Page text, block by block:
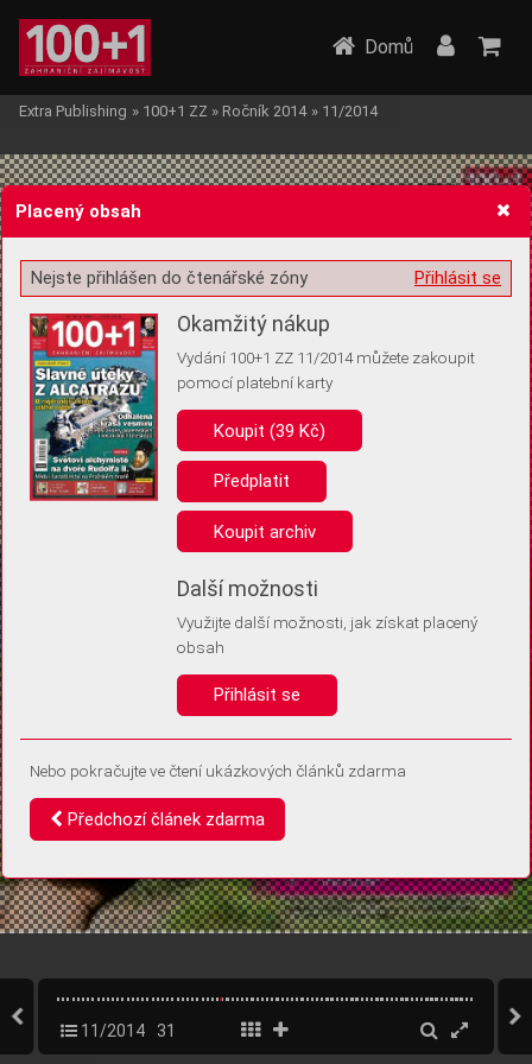
Žádost o souhlas s ukládáním volitelných informací
Pro základní fungování webu nepotřebujeme ukládat žádné informace
(tzv. cookies apod.). Rádi bychom vás ale požádali o souhlas s
uložením volitelných informací:
Anonymní unikátní ID
Díky němu příště poznáme, že se jedná o stejné zařízení, a
Identifikátor je zcela anonymní.
Vaše souhlasy a odmítnutí si ukládáme do vašeho zařízení, abychom se
vás už příště znovu neptali. Můžete je kdykoli později upravit ve Správě
Domů
Extra Publishing » 100+1 ZZ » Ročník 2014 » 11/2014
11/2014 31
Placený obsah
Přihlásit se
Nejste přihlášen do čtenářské zóny
Okamžitý nákup
Vydání 100+1 ZZ 11/2014 můžete zakoupit
pomocí platební karty
Koupit (39 Kč)
Předplatit
Koupit archiv
Další možnosti
Využijte další možnosti, jak získat placený
obsah
Přihlásit se
Nebo pokračujte ve čtení ukázkových článků zdarma
Předchozí článek zdarma